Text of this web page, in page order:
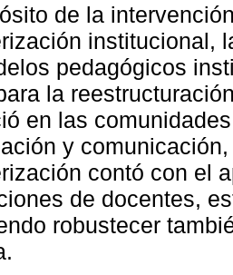
de la
institucional,
pedagógicos
la
en las
y
contó con el
de docentes,
robustecer